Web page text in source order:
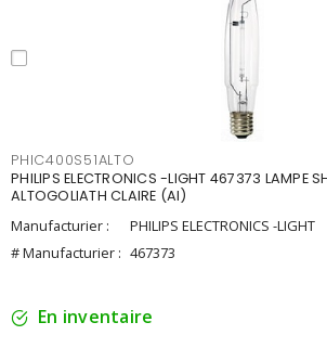
PHIC400S51ALTO
PHILIPS ELECTRONICS -LIGHT 467373 LAMPE
ALTOGOLIATH CLAIRE (AI)
Manufacturier :
PHILIPS ELECTRONICS -LIGHT
# Manufacturier : 467373
En inventaire